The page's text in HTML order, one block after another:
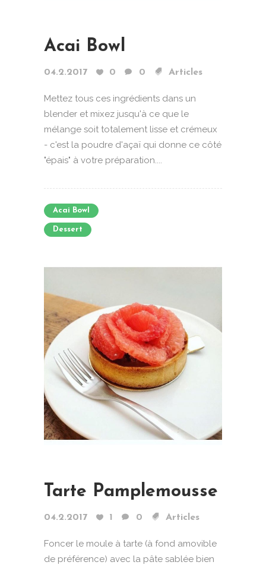
Acai Bowl
04.2.2017 0 0 Articles
Mettez tous ces ingrédients dans un
blender et mixez jusqu'à ce que le
mélange soit totalement lisse et crémeux
- c'est la poudre d'açaï qui donne ce côté
"épais" à votre préparation....
Acai Bowl
Dessert
Tarte Pamplemousse
04.2.2017 1 0 Articles
Foncer le moule à tarte (à fond amovible
de préférence) avec la pâte sablée bien